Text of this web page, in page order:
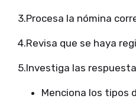
3.Procesa la nómina
4.Revisa que se haya
5.Investiga las
Menciona los tipos